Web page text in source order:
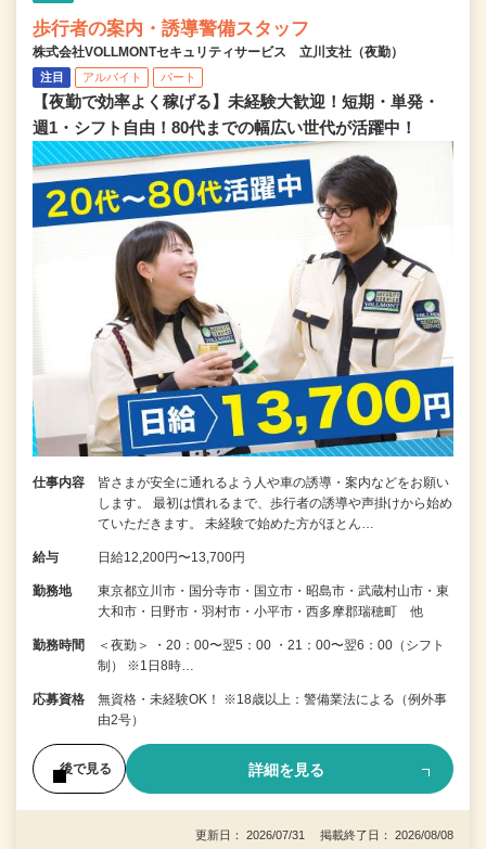
歩行者の案内・誘導警備スタッフ
株式会社VOLLMONTセキュリティサービス 立川支社（夜勤）
注目 アルバイト パート
【夜勤で効率よく稼げる】未経験大歓迎！短期・単発・
週1・シフト自由！80代までの幅広い世代が活躍中！
仕事内容
皆さまが安全に通れるよう人や車の誘導・案内などをお願い
します。 最初は慣れるまで、歩行者の誘導や声掛けから始め
ていただきます。 未経験で始めた方がほとん…
給与 日給12,200円〜13,700円
勤務地
東京都立川市・国分寺市・国立市・昭島市・武蔵村山市・東
大和市・日野市・羽村市・小平市・西多摩郡瑞穂町 他
勤務時間
＜夜勤＞ ・20：00〜翌5：00 ・21：00〜翌6：00（シフト
制） ※1日8時…
応募資格
無資格・未経験OK！ ※18歳以上：警備業法による（例外事
由2号）
後で見る 詳細を見る
更新日： 2026/07/31 掲載終了日： 2026/08/08